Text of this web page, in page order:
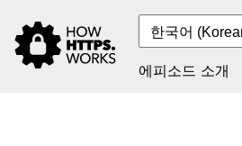
에피소드 소개